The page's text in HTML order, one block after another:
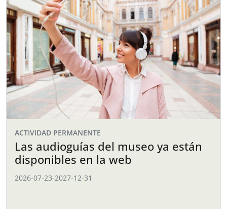
ACTIVIDAD PERMANENTE
Las audioguías del museo ya están
disponibles en la web
2026-07-23-2027-12-31